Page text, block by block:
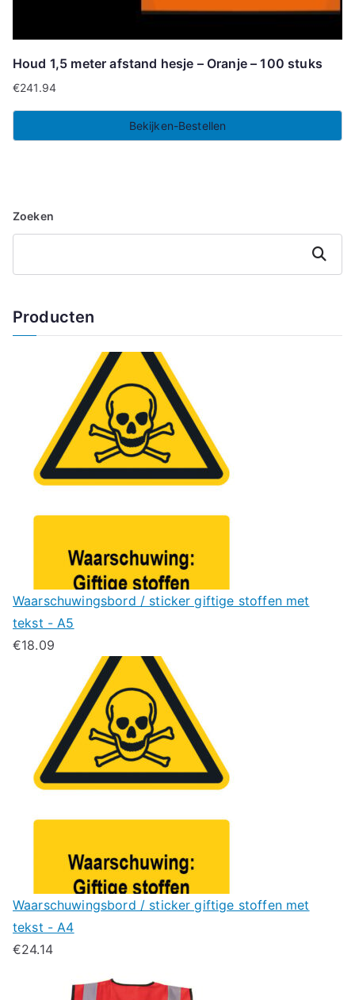
Houd 1,5 meter afstand hesje – Oranje – 100 stuks
€241.94
Bekijken-Bestellen
Zoeken
Zoeken
Producten
Waarschuwingsbord / sticker giftige stoffen met
tekst - A5
€18.09
Waarschuwingsbord / sticker giftige stoffen met
tekst - A4
€24.14